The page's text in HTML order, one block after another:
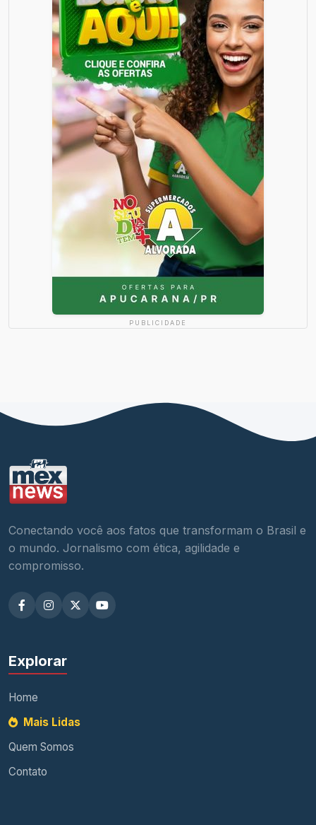
PUBLICIDADE
Conectando você aos fatos que transformam o Brasil e
o mundo. Jornalismo com ética, agilidade e
compromisso.
Explorar
Home
Mais Lidas
Quem Somos
Contato